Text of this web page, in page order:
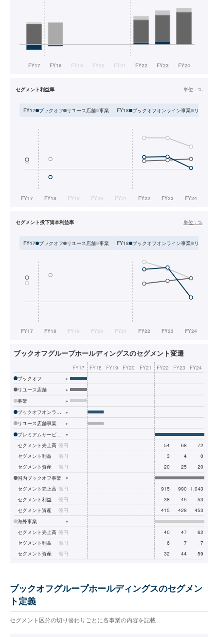
セグメント利益率 単位： %
FY17 ブックオフ リユース店舗 事業 FY18 ブックオフオンライン事業 リユース
セグメント投下資本利益率 単位： %
FY17 ブックオフ リユース店舗 事業 FY18 ブックオフオンライン事業 リユース
ブックオフグループホールディングスのセグメント変遷
FY17 FY18 FY19 FY20 FY21 FY22 FY23
FY24
ブックオフ
▸
リユース店舗
▸
事業
▸
▸
リユース店舗事業
▸
▾
セグメント売上高 億円 54 68
72
セグメント利益
億円 3 4
0
セグメント資産
億円 20 25
20
国内ブックオフ事業
▾
セグメント売上高 億円 915 990
1,043
セグメント利益
億円 38 45
53
セグメント資産
億円 415 428
453
海外事業
▾
セグメント売上高 億円 40 47
62
セグメント利益
億円 6 7
7
セグメント資産
億円 32 44 59
ブックオフグループホールディングスのセグメン
ト定義
セグメント区分の切り替わりごとに各事業の内容を記載